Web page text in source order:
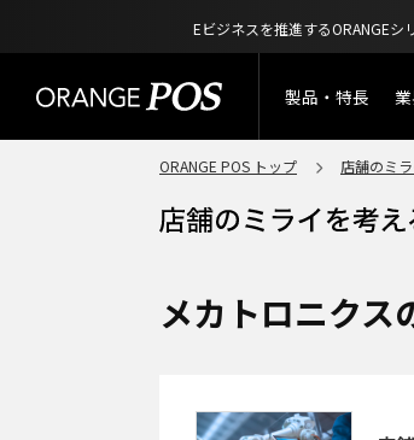
Eビジネスを推進するORANGEシ
製品・特長
特長
製品概要
ORANGE POS
棚卸アプリ
ORANGE POS トップ 店舗のミ
メカトロニクス